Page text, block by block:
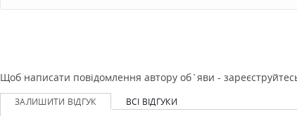
Щоб написати повідомлення автору об`яви -
ЗАЛИШИТИ ВІДГУК ВСІ ВІДГУКИ